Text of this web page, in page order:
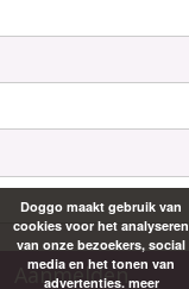
Aanmelden
Doggo maakt gebruik van
cookies voor het analyseren
van onze bezoekers, social
media en het tonen van
advertenties. meer